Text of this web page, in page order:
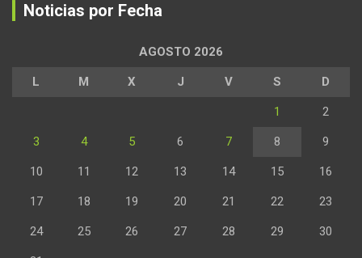
Noticias por Fecha
AGOSTO 2026
L M X J V S D
1 2
3 4 5 6 7 8 9
10 11 12 13 14 15 16
17 18 19 20 21 22 23
24 25 26 27 28 29 30